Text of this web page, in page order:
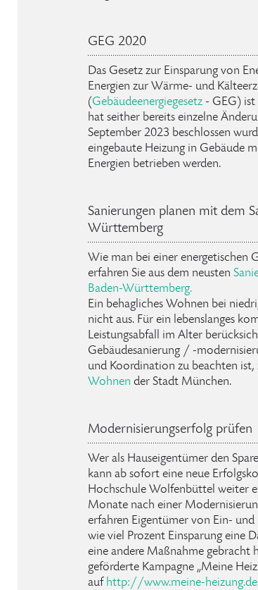
GEG 2020
Das Gesetz zur Einsparung von
Energien zur Wärme- und
(Gebäudeenergiegesetz - GEG)
hat seither bereits einzelne
September 2023 beschlossen
eingebaute Heizung in Gebäude
Energien betrieben werden.
Sanierungen planen mit dem
Württemberg
Wie man bei einer energetischen
erfahren Sie aus dem neusten
Baden-Württemberg.
Ein behagliches Wohnen bei
nicht aus. Für ein lebenslanges
Leistungsabfall im Alter
Gebäudesanierung / -
und Koordination zu beachten ist,
Wohnen der Stadt München.
Modernisierungserfolg prüfen
Wer als Hauseigentümer den
kann ab sofort eine neue
Hochschule Wolfenbüttel weiter
Monate nach einer
erfahren Eigentümer von Ein-
wie viel Prozent Einsparung eine
eine andere Maßnahme gebracht
geförderte Kampagne „Meine
auf http://www.meine-